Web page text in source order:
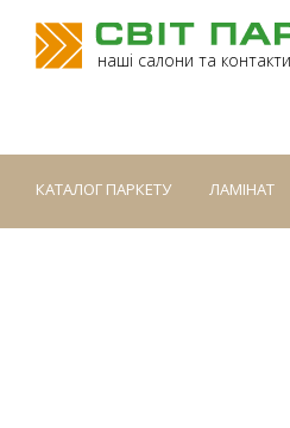
наші салони та контакти
КАТАЛОГ ПАРКЕТУ ЛАМІНАТ